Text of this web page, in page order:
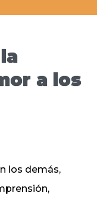
a los
los demás,